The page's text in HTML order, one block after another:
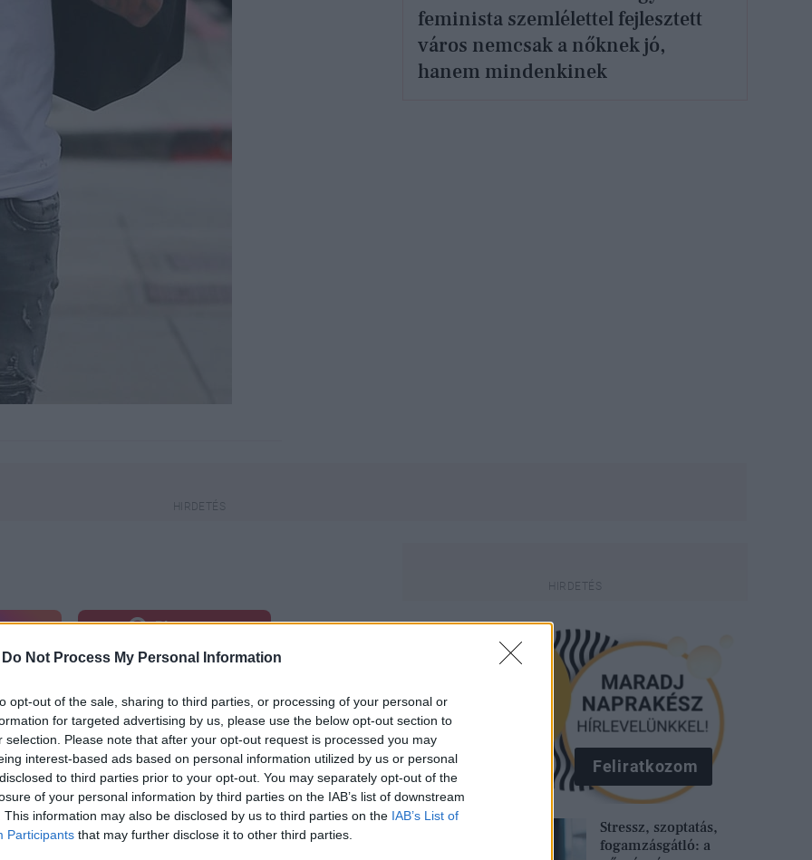
Do Not Process My Personal Information
opt-out of the sale, sharing to third parties, or processing of your personal or
for targeted advertising by us, please use the below opt-out section to
selection. Please note that after your opt-out request is processed you may
interest-based ads based on personal information utilized by us or personal
to third parties prior to your opt-out. You may separately opt-out of the
of your personal information by third parties on the IAB’s list of downstream
This information may also be disclosed by us to third parties on the IAB’s List of
Participants that may further disclose it to other third parties.
feminista szemlélettel fejlesztett
város nemcsak a nőknek jó,
hanem mindenkinek
Pinterest
a 2010-es önmaga. Először
lesz, mint amivel annak
Feliratkozom
Stressz, szoptatás,
fogamzásgátló: a